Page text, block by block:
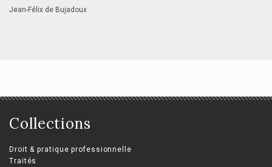
Jean-Félix de Bujadoux
Collections
Droit & pratique professionnelle
Traités